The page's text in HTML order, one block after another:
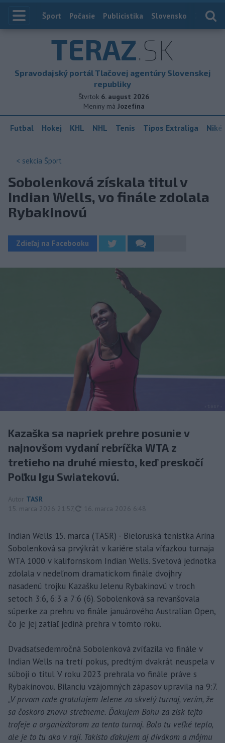
Index
Šport Počasie Publicistika Slovensko
TERAZ.SK
Spravodajský portál Tlačovej agentúry Slovenskej
republiky
Štvrtok 6. august 2026
Meniny má Jozefína
Futbal Hokej KHL NHL Tenis Tipos Extraliga
< sekcia Šport
Sobolenková získala titul v
Indian Wells, vo finále zdolala
Rybakinovú
Zdieľaj na Facebooku
Kazaška sa napriek prehre posunie v
najnovšom vydaní rebríčka WTA z
tretieho na druhé miesto, keď preskočí
Poľku Igu Swiatekovú.
Autor TASR
15. marca 2026 21:57
aktualizované
16. marca 2026 6:48
Indian Wells 15. marca (TASR) - Bieloruská tenistka Arina
Sobolenková sa prvýkrát v kariére stala víťazkou turnaja
WTA 1000 v kalifornskom Indian Wells. Svetová jednotka
zdolala v nedeľnom dramatickom finále dvojhry
nasadenú trojku Kazašku Jelenu Rybakinovú v troch
setoch 3:6, 6:3 a 7:6 (6). Sobolenková sa revanšovala
súperke za prehru vo finále januárového Australian Open,
čo je jej zatiaľ jediná prehra v tomto roku.
Dvadsaťsedemročná Sobolenková zvíťazila vo finále v
Indian Wells na tretí pokus, predtým dvakrát neuspela v
súboji o titul. V roku 2023 prehrala vo finále práve s
Rybakinovou. Bilanciu vzájomných zápasov upravila na 9:7.
„V prvom rade gratulujem Jelene za skvelý turnaj, verím, že
sa čoskoro znovu stretneme. Ďakujem Bohu za zisk tejto
trofeje a organizátorom za tento turnaj. Bolo tu veľké teplo,
ale je to tu ako v raji. Takisto ďakujem aj divákom a môjmu